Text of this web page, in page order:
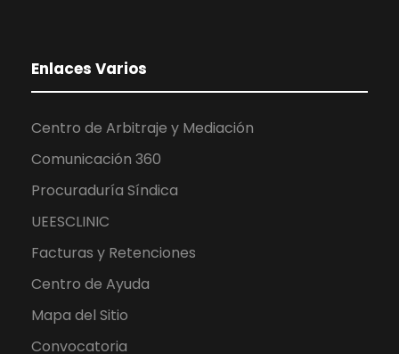
Enlaces Varios
Centro de Arbitraje y Mediación
Comunicación 360
Procuraduría Síndica
UEESCLINIC
Facturas y Retenciones
Centro de Ayuda
Mapa del Sitio
Convocatoria